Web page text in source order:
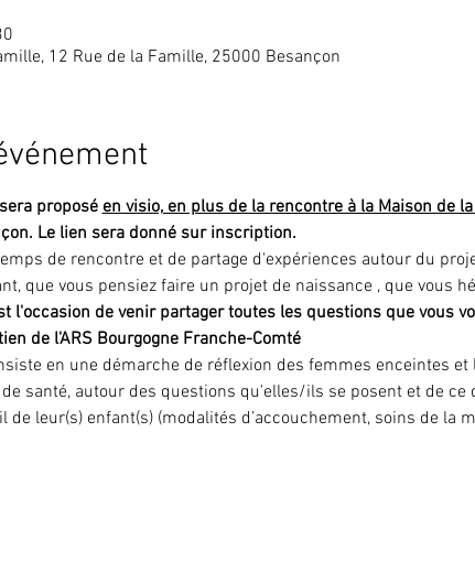
12 Rue de la Famille, 25000 Besançon
proposé en visio, en plus de la rencontre à la Maison de
Le lien sera donné sur inscription.
de rencontre et de partage d'expériences autour du
que vous pensiez faire un projet de naissance , que vous
l'occasion de venir partager toutes les questions que vous
de l'ARS Bourgogne Franche-Comté
en une démarche de réflexion des femmes enceintes
santé, autour des questions qu'elles/ils se posent et de
leur(s) enfant(s) (modalités d’accouchement, soins de la